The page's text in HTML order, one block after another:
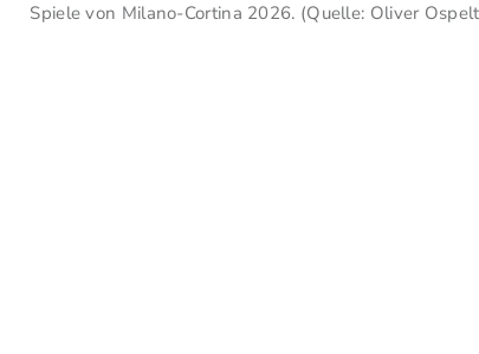
Spiele von Milano-Cortina 2026. (Quelle: Oliver